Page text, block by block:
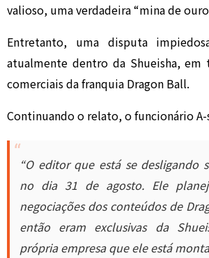
valioso, uma verdadeira “mina de
Entretanto, uma disputa
atualmente dentro da Shueisha,
comerciais da franquia Dragon Ball.
Continuando o relato, o funcionário
“O editor que está se desligando
no dia 31 de agosto. Ele
negociações dos conteúdos de
então eram exclusivas da
própria empresa que ele está